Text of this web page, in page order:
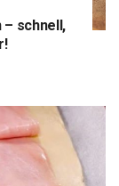
– schnell,